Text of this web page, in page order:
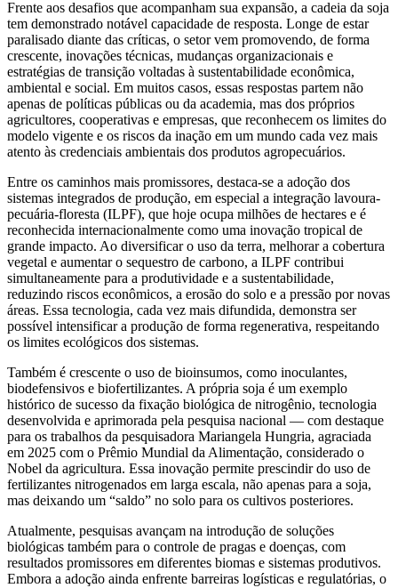
Frente aos desafios que acompanham sua expansão, a cadeia da soja
tem demonstrado notável capacidade de resposta. Longe de estar
paralisado diante das críticas, o setor vem promovendo, de forma
crescente, inovações técnicas, mudanças organizacionais e
estratégias de transição voltadas à sustentabilidade econômica,
ambiental e social. Em muitos casos, essas respostas partem não
apenas de políticas públicas ou da academia, mas dos próprios
agricultores, cooperativas e empresas, que reconhecem os limites do
modelo vigente e os riscos da inação em um mundo cada vez mais
atento às credenciais ambientais dos produtos agropecuários.
Entre os caminhos mais promissores, destaca-se a adoção dos
sistemas integrados de produção, em especial a integração lavoura-
pecuária-floresta (ILPF), que hoje ocupa milhões de hectares e é
reconhecida internacionalmente como uma inovação tropical de
grande impacto. Ao diversificar o uso da terra, melhorar a cobertura
vegetal e aumentar o sequestro de carbono, a ILPF contribui
simultaneamente para a produtividade e a sustentabilidade,
reduzindo riscos econômicos, a erosão do solo e a pressão por novas
áreas. Essa tecnologia, cada vez mais difundida, demonstra ser
possível intensificar a produção de forma regenerativa, respeitando
os limites ecológicos dos sistemas.
Também é crescente o uso de bioinsumos, como inoculantes,
biodefensivos e biofertilizantes. A própria soja é um exemplo
histórico de sucesso da fixação biológica de nitrogênio, tecnologia
desenvolvida e aprimorada pela pesquisa nacional — com destaque
para os trabalhos da pesquisadora Mariangela Hungria, agraciada
em 2025 com o Prêmio Mundial da Alimentação, considerado o
Nobel da agricultura. Essa inovação permite prescindir do uso de
fertilizantes nitrogenados em larga escala, não apenas para a soja,
mas deixando um “saldo” no solo para os cultivos posteriores.
Atualmente, pesquisas avançam na introdução de soluções
biológicas também para o controle de pragas e doenças, com
resultados promissores em diferentes biomas e sistemas produtivos.
Embora a adoção ainda enfrente barreiras logísticas e regulatórias, o